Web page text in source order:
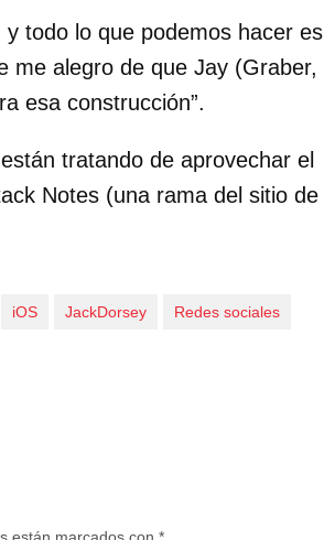
y todo lo que podemos hacer es
me alegro de que Jay (Graber,
esa construcción”.
tratando de aprovechar el
Notes (una rama del sitio de
iOS JackDorsey Redes sociales
están marcados con *